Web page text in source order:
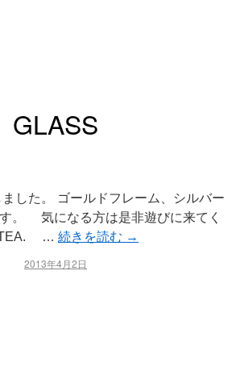
GLASS
した。 ゴールドフレーム、シルバー
。 気になる方は是非遊びに来てく
… 続きを読む →
2013年4月2日